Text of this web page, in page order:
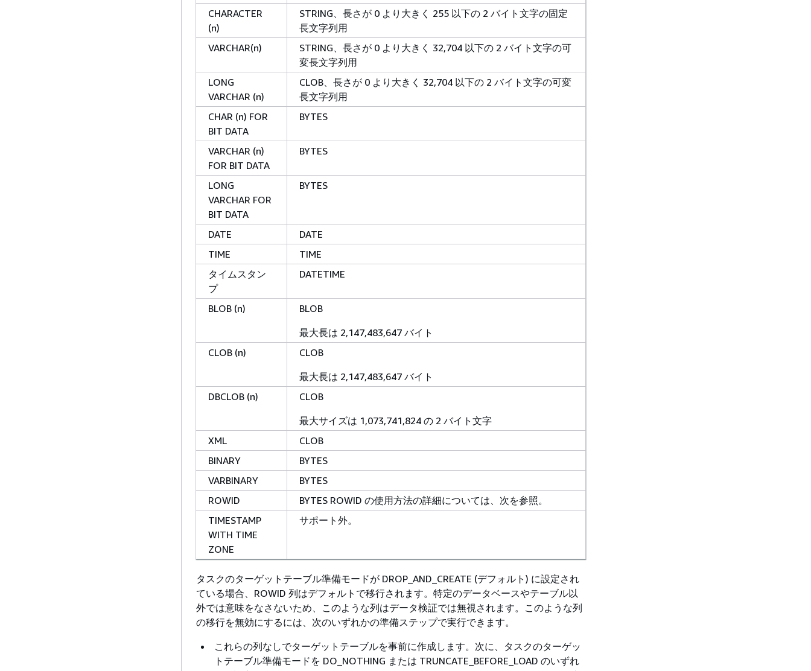
CHARACTER
(n)
STRING、長さが 0 より大きく 255 以下の 2 バイト文字の固定
長文字列用
VARCHAR(n)
STRING、長さが 0 より大きく 32,704 以下の 2 バイト文字の可
変長文字列用
LONG
VARCHAR (n)
CLOB、長さが 0 より大きく 32,704 以下の 2 バイト文字の可変
長文字列用
CHAR (n) FOR
BIT DATA
BYTES
VARCHAR (n)
FOR BIT DATA
BYTES
LONG
VARCHAR FOR
BIT DATA
BYTES
DATE
DATE
TIME
TIME
タイムスタン
プ
DATETIME
BLOB (n)
BLOB
最大長は 2,147,483,647 バイト
CLOB (n)
CLOB
最大長は 2,147,483,647 バイト
DBCLOB (n)
CLOB
最大サイズは 1,073,741,824 の 2 バイト文字
XML
CLOB
BINARY
BYTES
VARBINARY
BYTES
ROWID
BYTES ROWID の使用方法の詳細については、次を参照。
TIMESTAMP
WITH TIME
ZONE
サポート外。
タスクのターゲットテーブル準備モードが DROP_AND_CREATE (デフォルト) に設定され
ている場合、ROWID 列はデフォルトで移行されます。特定のデータベースやテーブル以
外では意味をなさないため、このような列はデータ検証では無視されます。このような列
の移行を無効にするには、次のいずれかの準備ステップで実行できます。
これらの列なしでターゲットテーブルを事前に作成します。次に、タスクのターゲッ
トテーブル準備モードを DO_NOTHING または TRUNCATE_BEFORE_LOAD のいずれ